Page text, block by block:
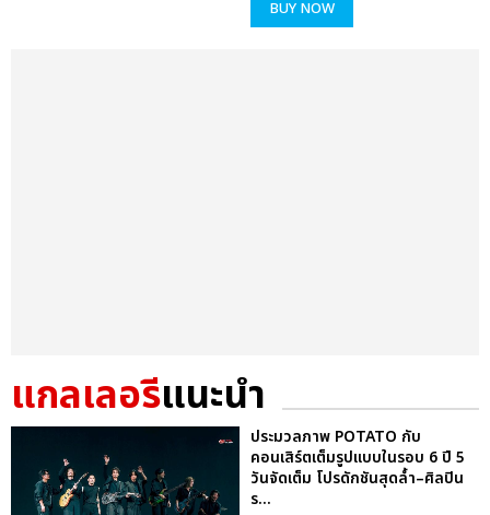
BUY NOW
แกลเลอรีแนะนำ
ประมวลภาพ POTATO กับ
คอนเสิร์ตเต็มรูปแบบในรอบ 6 ปี 5
วันจัดเต็ม โปรดักชันสุดล้ำ–ศิลปิน
ร...